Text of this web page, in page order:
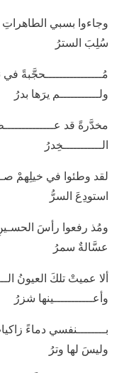
وجاءوا بسبي الطاهراتِ
سُلِبَ السترُ
ولـــــــــــم يرَها بدرُ
مخدَّرةً قد
الـــــــــــخِدرُ
لقد وطئوا في خيلِهمْ
استودِعَ السرُّ
ومُذ رفعوا رأسَ
عسَّالةٌ سمرُ
ألا عميتْ تلكَ العيونُ
وأعـــــــــــينها شزرُ
بــــــــنفسي دماءً
وليسَ لها وترُ